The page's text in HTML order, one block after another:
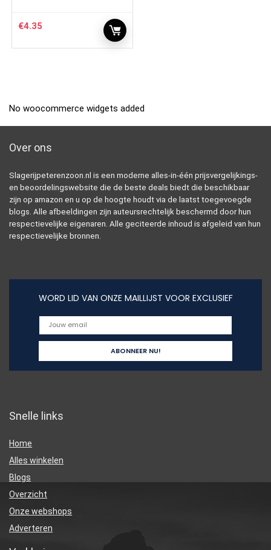
€4.35
No woocommerce widgets added
Over ons
Slagerijpeterenzoon.nl is een moderne alles-in-één prijsvergelijkings-
en beoordelingswebsite die de beste deals biedt die beschikbaar
zijn op amazon en u op de hoogte houdt via de laatst toegevoegde
blogs. Alle afbeeldingen zijn auteursrechtelijk beschermd door hun
respectievelijke eigenaren. Alle geciteerde inhoud is afgeleid van hun
respectievelijke bronnen.
WORD LID VAN ONZE MAILLIJST VOOR EXCLUSIEF
Snelle links
Home
Alles winkelen
Blogs
Overzicht
Onze webshops
Adverteren